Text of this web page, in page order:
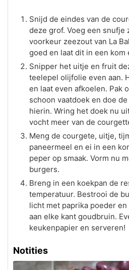
Snijd de eindes van de
deze grof. Voeg een snufje
voorkeur zeezout van La
goed en laat dit in een kom
Snipper het uitje en fruit
teelepel olijfolie even aan.
en laat even afkoelen. Pak
schoon vaatdoek en doe
hierin. Wring het doek nu
vocht meer van de
Meng de courgete, uitje,
paneermeel en ei in een
peper op smaak. Vorm nu
burgers.
Breng in een koekpan de
temperatuur. Bestrooi de
licht met paprika poeder
aan elke kant goudbruin.
keukenpapier en serveren!
Notities